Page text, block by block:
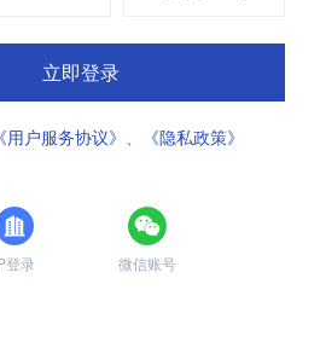
立即登录
《用户服务协议》 、 《隐私政策》
登录 微信账号